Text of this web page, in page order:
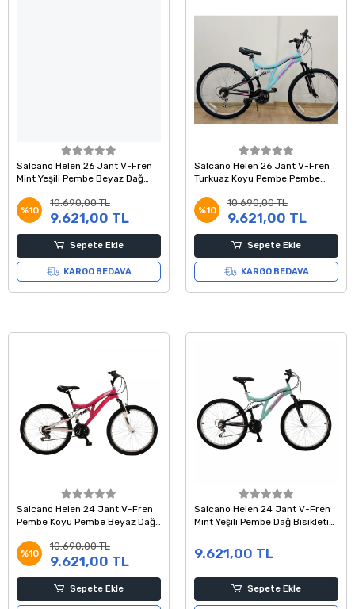
Salcano Helen 26 Jant V-Fren
Mint Yeşili Pembe Beyaz Dağ
%10
10.690,00 TL
9.621,00 TL
Sepete Ekle
KARGO BEDAVA
Salcano Helen 26 Jant V-Fren
Turkuaz Koyu Pembe Pembe
%10
10.690,00 TL
9.621,00 TL
Sepete Ekle
KARGO BEDAVA
Salcano Helen 24 Jant V-Fren
Pembe Koyu Pembe Beyaz Dağ
%10
10.690,00 TL
9.621,00 TL
Sepete Ekle
Salcano Helen 24 Jant V-Fren
Mint Yeşili Pembe Dağ Bisikleti
9.621,00 TL
Sepete Ekle